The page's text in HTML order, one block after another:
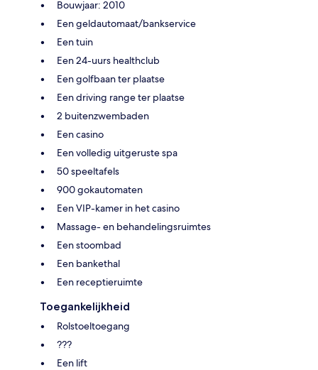
Bouwjaar: 2010
Een geldautomaat/bankservice
Een tuin
Een 24-uurs healthclub
Een golfbaan ter plaatse
Een driving range ter plaatse
2 buitenzwembaden
Een casino
Een volledig uitgeruste spa
50 speeltafels
900 gokautomaten
Een VIP-kamer in het casino
Massage- en behandelingsruimtes
Een stoombad
Een bankethal
Een receptieruimte
Toegankelijkheid
Rolstoeltoegang
???
Een lift